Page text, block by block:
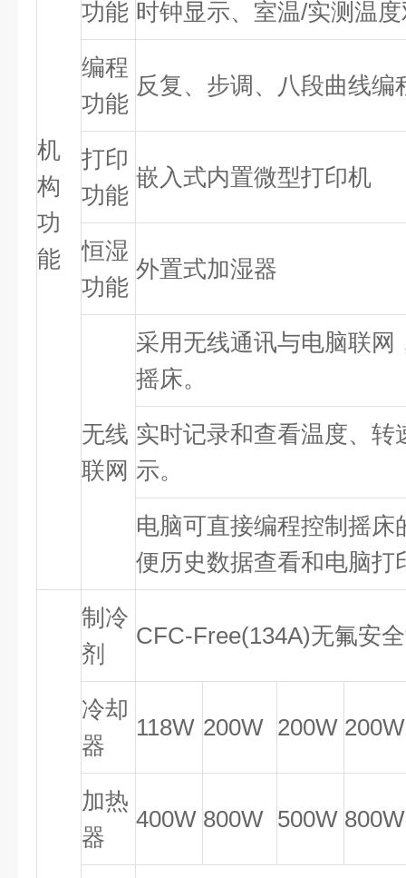
机
构
功
能
功能 时钟显示、室温/实测温
编程
功能
反复、步调、八段曲线编
打印
功能
嵌入式内置微型打印机
恒湿
功能
外置式加湿器
无线
联网
采用无线通讯与电脑联网
摇床。
实时记录和查看温度、转
示。
电脑可直接编程控制摇
便历史数据查看和电脑打
制冷
剂
CFC-Free(134A)无氟安
冷却
器
118W 200W 200W 200W
加热
器
400W 800W 500W 800W